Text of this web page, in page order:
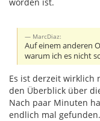
MarcDiaz:
Auf einem anderen
warum ich es nicht
Es ist derzeit wirklich
den Überblick über
Nach paar Minuten
endlich mal gefunden.